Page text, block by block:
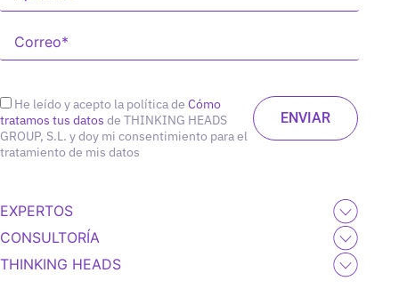
He leído y acepto la política de Cómo
tratamos tus datos de THINKING HEADS
GROUP, S.L. y doy mi consentimiento para el
tratamiento de mis datos
EXPERTOS
CONSULTORÍA
THINKING HEADS